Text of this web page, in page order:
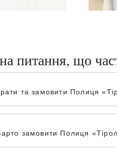
питання, що
та замовити Полиця
замовити Полиця